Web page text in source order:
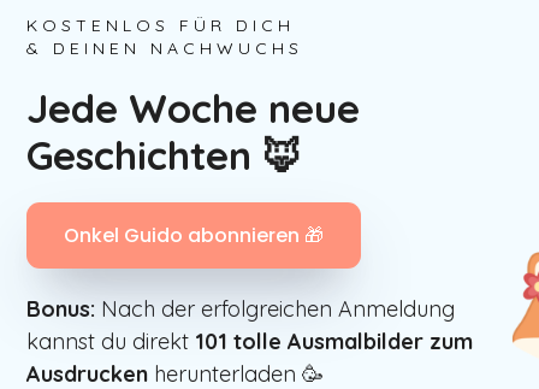
KOSTENLOS FÜR DICH
& DEINEN NACHWUCHS
Jede Woche neue
Geschichten 🦊
Onkel Guido abonnieren 🎁
Bonus: Nach der erfolgreichen Anmeldung
kannst du direkt 101 tolle Ausmalbilder zum
Ausdrucken herunterladen 🥳